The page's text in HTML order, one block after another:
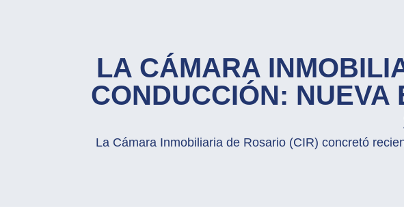
LA CÁMARA
CONDUCCIÓN: NUEVA
La Cámara Inmobiliaria de Rosario (CIR) concretó